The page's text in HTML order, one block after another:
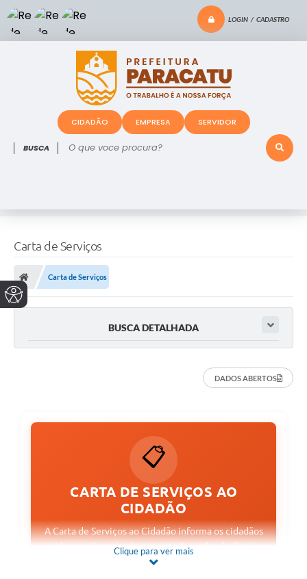
LOGIN / CADASTRO
O que voce procura?
CIDADÃO EMPRESA SERVIDOR
Carta de Serviços
Carta de Serviços
BUSCA DETALHADA
DADOS ABERTOS
📋
CARTA DE SERVIÇOS AO
CIDADÃO
A Carta de Serviços ao Cidadão informa os cidadãos
sobre quais os serviços prestados pelos órgãos e
entidades da Administração Municipal, como
Clique para ver mais